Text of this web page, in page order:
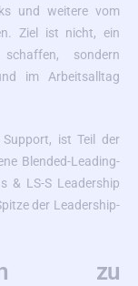
und weitere vom
Ziel ist nicht, ein
sondern
im Arbeitsalltag
Support, ist Teil der
Blended-Leading-
& LS-S Leadership
der Leadership-
zu